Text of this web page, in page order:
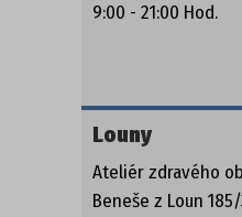
9:00 - 21:00 Hod.
Louny
Ateliér zdravého
Beneše z Loun 185/